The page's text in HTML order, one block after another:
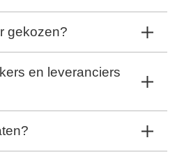
gekozen?
en leveranciers